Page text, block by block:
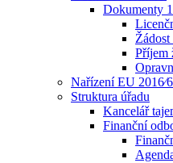
Dokumenty
Příjem
Nařízení EU
Struktura úřadu
Kancelář
Finanční